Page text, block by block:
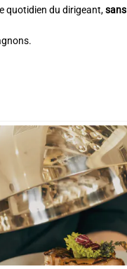
quotidien du dirigeant,sans